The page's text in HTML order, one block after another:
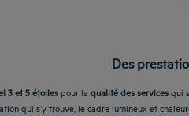
Des
3 et 5 étoiles pour la qualité des servicesqui
qui s’y trouve, le cadre lumineux et